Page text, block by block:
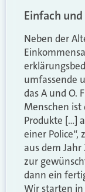
Einfach
Neben der
umfassende
das A und O.
Menschen ist
Produkte […]
einer
aus dem Jahr
zur
dann ein
Wir starten